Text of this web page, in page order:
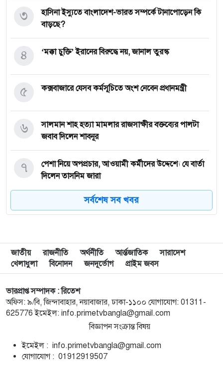
হাসিনা ইস্যুতে বাংলাদেশ-ভারত সম্পর্কে টানাপোড়েন কি
বাড়ছে?
৩
‘মক্কা চুক্তি’ ইরানের বিরুদ্ধে নয়, জানাল তুরস্ক
৪
কক্সবাজারে যেসব কর্মসূচিতে অংশ নেবেন প্রধানমন্ত্রী
৫
সালমান শাহ হত্যা মামলার রাজসাক্ষীর বক্তব্যের পালটা
জবাব দিলেন শাবনূর
৬
পেশা নিয়ে অপপ্রচার, আওয়ামী কর্মীদের উদ্দেশ্যে যে বার্তা
দিলেন তাসনিম জারা
৭
গাজায় ধ্বংসস্তূপ থেকে ১৯ লাশ উদ্ধার, বেশিরভাগ নারী-শিশু
৮
৯
মানবসেবার জন্য রোটারির সম্মানজনক পদক পেলেন ডা.
হাবিবুল্লাহ তালুকদার রাসকিন
১০
হাসিনার নির্দেশে গুম করা হয়েছিল সালাহউদ্দিন আহমদকে
১১
সময়মতো না আসায় ফ্লাইট মিস, দৌড়ে গিয়ে প্লেন থামাতে
১২
সর্বশেষ সব খবর
জাতীয় রাজনীতি অর্থনীতি আর্ন্তজাতিক
সারাদেশ
খেলাধুলা
বিনোদন জনদূর্ভোগ প্রাইম জবস
ভারপ্রাপ্ত সম্পাদক : রিতেশ
অফিস: ৯/বি, জিন্দাবাহার, নয়াবাজার, ঢাকা-১১০০ যোগাযোগ: 01311-
625776 ইমেইল: info.primetvbangla@gmail.com
বিজ্ঞাপন সংক্রান্ত বিষয়
ইমেইল : info.primetvbangla@gmail.com
যোগাযোগ : 01912919507